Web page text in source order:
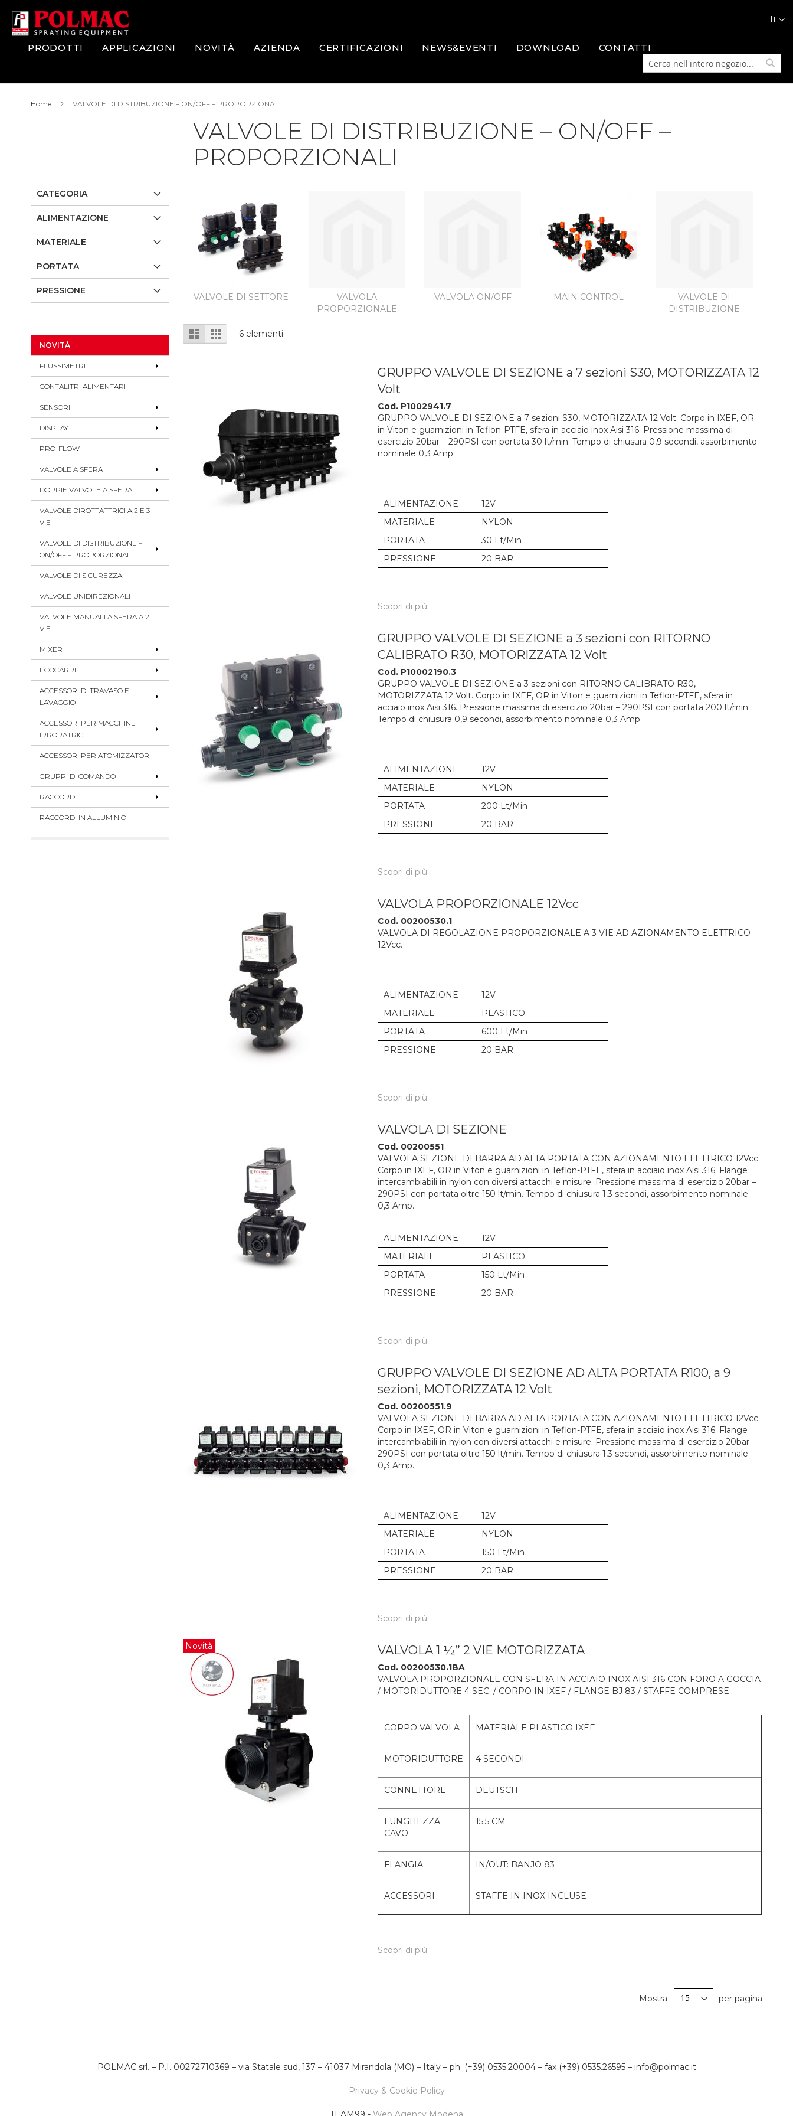
Salta
al
contenuto
Lingua
It
PRODOTTI APPLICAZIONI NOVITÀ AZIENDA CERTIFICAZIONI NEWS&EVENTI DOWNLOAD CONTATTI
Cerca
Home VALVOLE DI DISTRIBUZIONE – ON/OFF – PROPORZIONALI
VALVOLE DI DISTRIBUZIONE – ON/OFF –
PROPORZIONALI
VALVOLE DI SETTORE
VALVOLA
PROPORZIONALE
VALVOLA ON/OFF MAIN CONTROL
VALVOLE DI
DISTRIBUZIONE
Mostra
come
Lista Griglia
6 elementi
GRUPPO VALVOLE DI SEZIONE a 7 sezioni S30, MOTORIZZATA 12
Volt
Cod. P1002941.7
GRUPPO VALVOLE DI SEZIONE a 7 sezioni S30, MOTORIZZATA 12 Volt. Corpo in IXEF, OR
in Viton e guarnizioni in Teflon-PTFE, sfera in acciaio inox Aisi 316. Pressione massima di
esercizio 20bar – 290PSI con portata 30 lt/min. Tempo di chiusura 0,9 secondi, assorbimento
nominale 0,3 Amp.
ALIMENTAZIONE
12V
MATERIALE
NYLON
PORTATA
30 Lt/Min
PRESSIONE
20 BAR
Scopri di più
GRUPPO VALVOLE DI SEZIONE a 3 sezioni con RITORNO
CALIBRATO R30, MOTORIZZATA 12 Volt
Cod. P10002190.3
GRUPPO VALVOLE DI SEZIONE a 3 sezioni con RITORNO CALIBRATO R30,
MOTORIZZATA 12 Volt. Corpo in IXEF, OR in Viton e guarnizioni in Teflon-PTFE, sfera in
acciaio inox Aisi 316. Pressione massima di esercizio 20bar – 290PSI con portata 200 lt/min.
Tempo di chiusura 0,9 secondi, assorbimento nominale 0,3 Amp.
ALIMENTAZIONE
12V
MATERIALE
NYLON
PORTATA
200 Lt/Min
PRESSIONE
20 BAR
Scopri di più
VALVOLA PROPORZIONALE 12Vcc
Cod. 00200530.1
VALVOLA DI REGOLAZIONE PROPORZIONALE A 3 VIE AD AZIONAMENTO ELETTRICO
12Vcc.
ALIMENTAZIONE
12V
MATERIALE
PLASTICO
PORTATA
600 Lt/Min
PRESSIONE
20 BAR
Scopri di più
VALVOLA DI SEZIONE
Cod. 00200551
VALVOLA SEZIONE DI BARRA AD ALTA PORTATA CON AZIONAMENTO ELETTRICO 12Vcc.
Corpo in IXEF, OR in Viton e guarnizioni in Teflon-PTFE, sfera in acciaio inox Aisi 316. Flange
intercambiabili in nylon con diversi attacchi e misure. Pressione massima di esercizio 20bar –
290PSI con portata oltre 150 lt/min. Tempo di chiusura 1,3 secondi, assorbimento nominale
0,3 Amp.
ALIMENTAZIONE
12V
MATERIALE
PLASTICO
PORTATA
150 Lt/Min
PRESSIONE
20 BAR
Scopri di più
GRUPPO VALVOLE DI SEZIONE AD ALTA PORTATA R100, a 9
sezioni, MOTORIZZATA 12 Volt
Cod. 00200551.9
VALVOLA SEZIONE DI BARRA AD ALTA PORTATA CON AZIONAMENTO ELETTRICO 12Vcc.
Corpo in IXEF, OR in Viton e guarnizioni in Teflon-PTFE, sfera in acciaio inox Aisi 316. Flange
intercambiabili in nylon con diversi attacchi e misure. Pressione massima di esercizio 20bar –
290PSI con portata oltre 150 lt/min. Tempo di chiusura 1,3 secondi, assorbimento nominale
0,3 Amp.
ALIMENTAZIONE
12V
MATERIALE
NYLON
PORTATA
150 Lt/Min
PRESSIONE
20 BAR
Scopri di più
Novità VALVOLA 1 ½” 2 VIE MOTORIZZATA
Cod. 00200530.1BA
VALVOLA PROPORZIONALE CON SFERA IN ACCIAIO INOX AISI 316 CON FORO A GOCCIA
/ MOTORIDUTTORE 4 SEC. / CORPO IN IXEF / FLANGE BJ 83 / STAFFE COMPRESE
CORPO VALVOLA MATERIALE PLASTICO IXEF
MOTORIDUTTORE 4 SECONDI
CONNETTORE DEUTSCH
LUNGHEZZA
CAVO
15.5 CM
FLANGIA IN/OUT: BANJO 83
ACCESSORI STAFFE IN INOX INCLUSE
Scopri di più
Mostra per pagina
CATEGORIA
ALIMENTAZIONE
MATERIALE
PORTATA
PRESSIONE
NOVITÀ
FLUSSIMETRI
CONTALITRI ALIMENTARI
SENSORI
DISPLAY
PRO-FLOW
VALVOLE A SFERA
DOPPIE VALVOLE A SFERA
VALVOLE DIROTTATTRICI A 2 E 3
VIE
VALVOLE DI DISTRIBUZIONE –
ON/OFF – PROPORZIONALI
VALVOLE DI SICUREZZA
VALVOLE UNIDIREZIONALI
VALVOLE MANUALI A SFERA A 2
VIE
MIXER
ECOCARRI
ACCESSORI DI TRAVASO E
LAVAGGIO
ACCESSORI PER MACCHINE
IRRORATRICI
ACCESSORI PER ATOMIZZATORI
GRUPPI DI COMANDO
RACCORDI
RACCORDI IN ALLUMINIO
POLMAC srl. – P.I. 00272710369 – via Statale sud, 137 – 41037 Mirandola (MO) – Italy – ph. (+39) 0535.20004 – fax (+39) 0535.26595 – info@polmac.it
Privacy & Cookie Policy